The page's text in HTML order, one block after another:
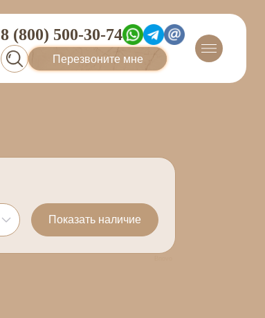
8 (800) 500-30-74
Перезвоните мне